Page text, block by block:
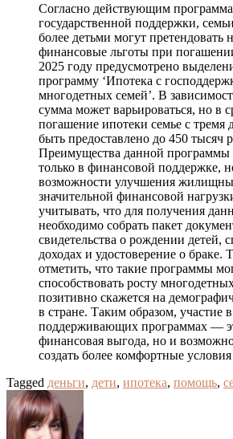
Согласно действующим
государственной поддержки,
более детьми могут претендовать
финансовые льготы при
2025 году предусмотрено
программу ‘Ипотека с
многодетных семей’. В
сумма может варьироваться, но в
погашение ипотеки семье с тремя
быть предоставлено до 450 тысяч
Преимущества данной программы
только в финансовой поддержке,
возможности улучшения
значительной финансовой
учитывать, что для получения
необходимо собрать пакет
свидетельства о рождении детей,
доходах и удостоверение о браке.
отметить, что такие программы
способствовать росту
позитивно скажется на
в стране. Таким образом, участие в
поддерживающих программах —
финансовая выгода, но и
создать более комфортные
Tagged деньги, дети, ипотека, помощь,